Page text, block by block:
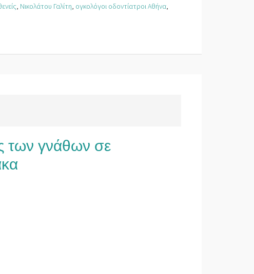
, Νικολάτου Γαλίτη, ογκολόγοι οδοντίατροι Αθήνα,
των γνάθων σε